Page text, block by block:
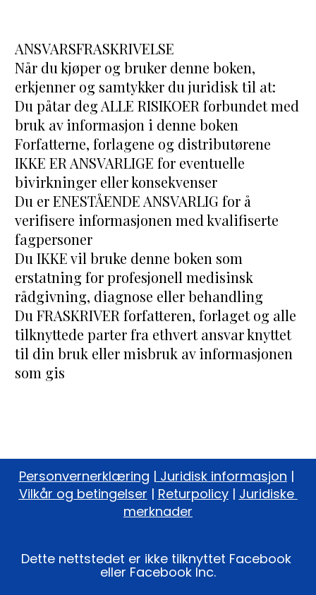
ANSVARSFRASKRIVELSE
Når du kjøper og bruker denne boken,
erkjenner og samtykker du juridisk til at:
Du påtar deg ALLE RISIKOER forbundet med
bruk av informasjon i denne boken
Forfatterne, forlagene og distributørene
IKKE ER ANSVARLIGE for eventuelle
bivirkninger eller konsekvenser
Du er ENESTÅENDE ANSVARLIG for å
verifisere informasjonen med kvalifiserte
fagpersoner
Du IKKE vil bruke denne boken som
erstatning for profesjonell medisinsk
rådgivning, diagnose eller behandling
Du FRASKRIVER forfatteren, forlaget og alle
tilknyttede parter fra ethvert ansvar knyttet
til din bruk eller misbruk av informasjonen
som gis
Personvernerklæring | Juridisk informasjon
Vilkår og betingelser | Returpolicy | Juridiske
merknader
Dette nettstedet er ikke tilknyttet Facebook
eller Facebook Inc.